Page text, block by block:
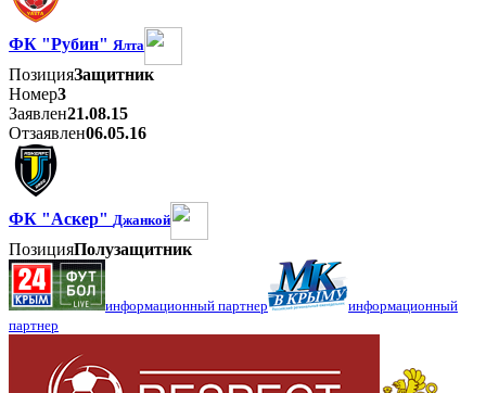
ФК "Рубин" Ялта
ПозицияЗащитник
Номер3
Заявлен21.08.15
Отзаявлен06.05.16
ФК "Аскер" Джанкой
ПозицияПолузащитник
информационный партнер
информационный
партнер